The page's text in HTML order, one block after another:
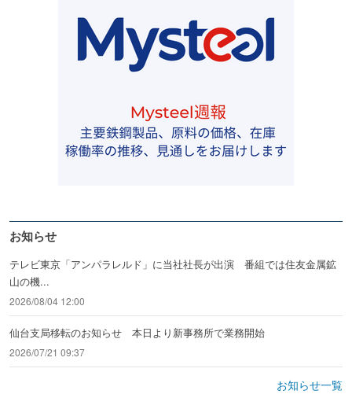
お知らせ
テレビ東京「アンパラレルド」に当社社長が出演 番組では住友金属鉱
山の機...
2026/08/04 12:00
仙台支局移転のお知らせ 本日より新事務所で業務開始
2026/07/21 09:37
お知らせ一覧